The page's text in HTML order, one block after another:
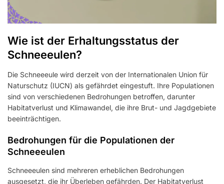
Wie ist der Erhaltungsstatus der
Schneeeulen?
Die Schneeeule wird derzeit von der Internationalen Union für
Naturschutz (IUCN) als gefährdet eingestuft. Ihre Populationen
sind von verschiedenen Bedrohungen betroffen, darunter
Habitatverlust und Klimawandel, die ihre Brut- und Jagdgebiete
beeinträchtigen.
Bedrohungen für die Populationen der
Schneeeulen
Schneeeulen sind mehreren erheblichen Bedrohungen
ausgesetzt, die ihr Überleben gefährden. Der Habitatverlust